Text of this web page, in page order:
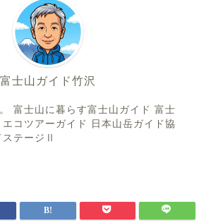
富士山ガイド竹沢
富士山に暮らす富士山ガイド 富士
コツアーガイド 日本山岳ガイド協
テージⅡ